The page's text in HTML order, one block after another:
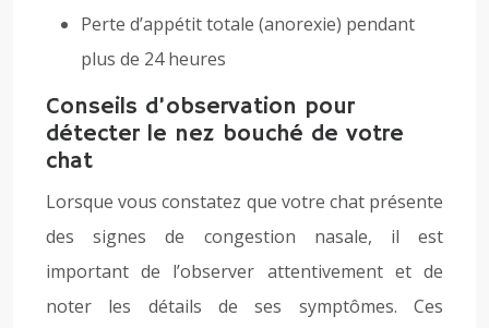
Perte d’appétit totale (anorexie) pendant
plus de 24 heures
Conseils d’observation pour
détecter le nez bouché de votre
chat
Lorsque vous constatez que votre chat présente
des signes de congestion nasale, il est
important de l’observer attentivement et de
noter les détails de ses symptômes. Ces